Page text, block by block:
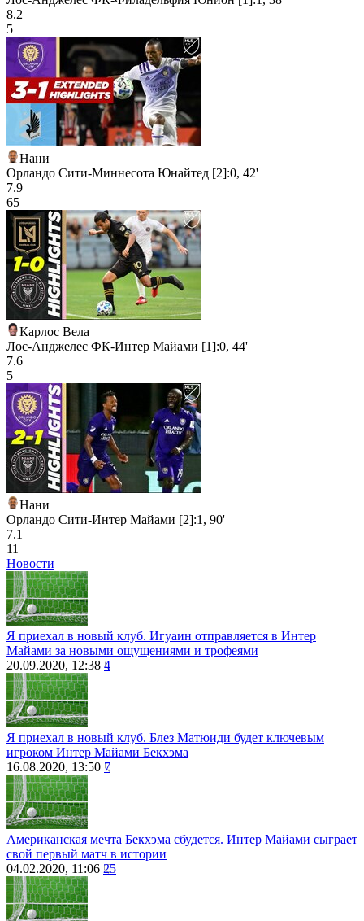
8.2
5
Нани
Орландо Сити-Миннесота Юнайтед [2]:0, 42'
7.9
65
Карлос Вела
Лос-Анджелес ФК-Интер Майами [1]:0, 44'
7.6
5
Нани
Орландо Сити-Интер Майами [2]:1, 90'
7.1
11
Новости
Я приехал в новый клуб. Игуаин отправляется в Интер
Майами за новыми ощущениями и трофеями
20.09.2020, 12:38 4
Я приехал в новый клуб. Блез Матюиди будет ключевым
игроком Интер Майами Бекхэма
16.08.2020, 13:50 7
Американская мечта Бекхэма сбудется. Интер Майами сыграет
свой первый матч в истории
04.02.2020, 11:06 25